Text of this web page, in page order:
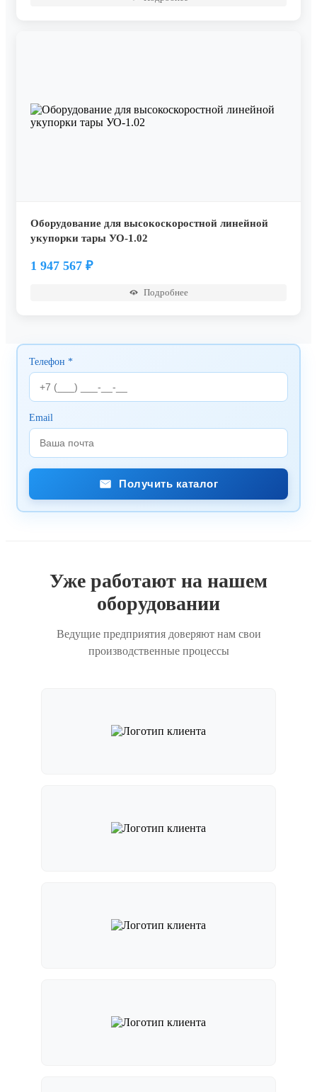
Оборудование для высокоскоростной линейной
укупорки тары УО-1.02
1 947 567 ₽
Подробнее
Телефон *
Email
Получить каталог
Уже работают на нашем
оборудовании
Ведущие предприятия доверяют нам свои
производственные процессы